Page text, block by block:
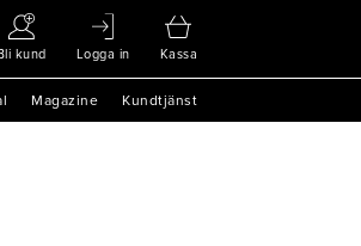
kund Logga in Kassa
Magazine Kundtjänst